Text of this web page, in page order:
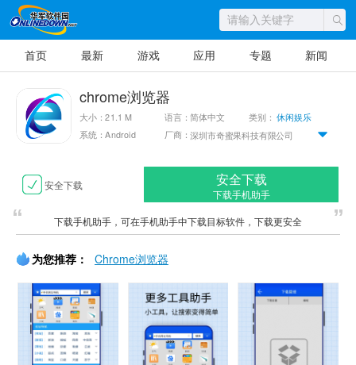
首页 最新 游戏 应用 专题 新闻
chrome浏览器
大小：21.1 M 语言：简体中文 类别：休闲娱乐
系统：Android
厂商：深圳市奇蜜果科技有限公司
安全下载 安全下载
下载手机助手
下载手机助手，可在手机助手中下载目标软件，下载更安全
为您推荐： Chrome浏览器